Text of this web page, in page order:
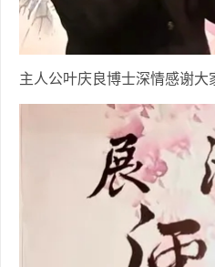
主人公叶庆良博士深情感谢